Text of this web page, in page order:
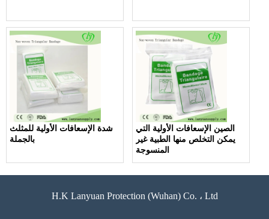
شدة الإسعافات الأولية للمثلث
بالجملة
الصين الإسعافات الأولية التي
يمكن التخلص منها الطبية غير
المنسوجة
H.K Lanyuan Protection (Wuhan) Co. ، Ltd